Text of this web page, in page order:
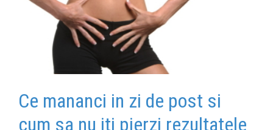
Ce mananci in zi de post si
cum sa nu iti pierzi rezultatele